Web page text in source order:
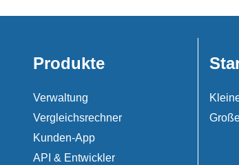
Produkte
Verwaltung
Vergleichsrechner
Kunden-App
API & Entwickler